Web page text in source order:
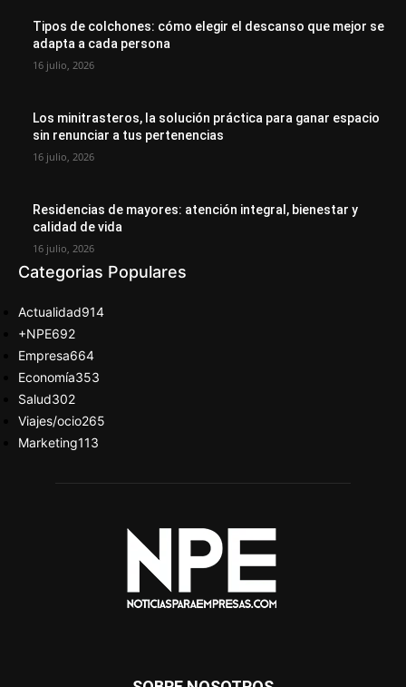
Tipos de colchones: cómo elegir el descanso que mejor se
adapta a cada persona
16 julio, 2026
Los minitrasteros, la solución práctica para ganar espacio
sin renunciar a tus pertenencias
16 julio, 2026
Residencias de mayores: atención integral, bienestar y
calidad de vida
16 julio, 2026
Categorias Populares
Actualidad914
+NPE692
Empresa664
Economía353
Salud302
Viajes/ocio265
Marketing113